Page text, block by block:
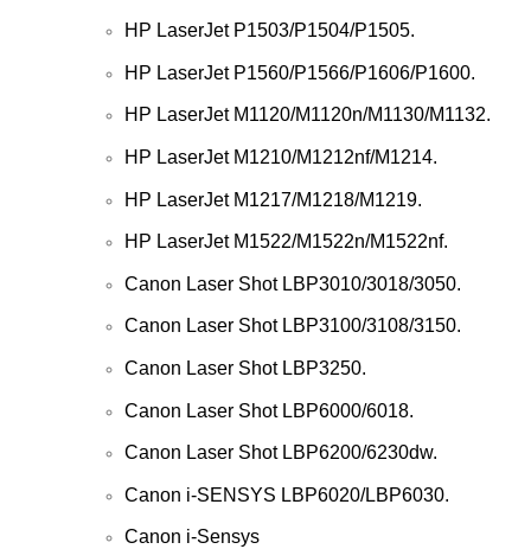
HP LaserJet P1503/P1504/Р1505.
HP LaserJet P1560/P1566/P1606/P1600.
HP LaserJet M1120/M1120n/M1130/M1132.
HP LaserJet M1210/M1212nf/M1214.
HP LaserJet M1217/M1218/M1219.
HP LaserJet M1522/M1522n/M1522nf.
Canon Laser Shot LBP3010/3018/3050.
Canon Laser Shot LBP3100/3108/3150.
Canon Laser Shot LBP3250.
Canon Laser Shot LBP6000/6018.
Canon Laser Shot LBP6200/6230dw.
Canon i-SENSYS LBP6020/LBP6030.
Canon i-Sensys